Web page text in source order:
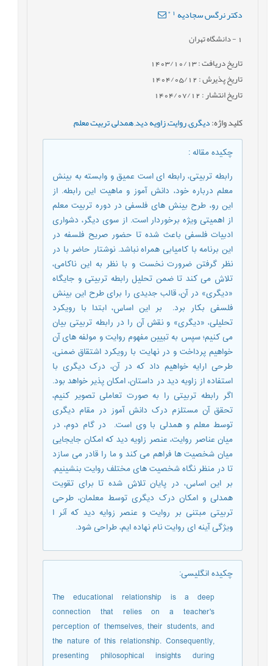
دکتر نرگس سجادیه1
*
- دانشگاه تهران
تاریخ دریافت : 1403/10/13
تاریخ پذیرش : 1404/05/12
تاریخ انتشار : 1404/07/12
کلید واژه:دیگری,روایت,زاویه دید,همدلی,تربیت معلم,
چکیده مقاله:
رابطه تربیتی، رابطه ای است عمیق و وابسته به بینش
معلم درباره خود، دانش آموز و ماهیت این رابطه. از
این رو، طرح بینش های فلسفی در دوره تربیت معلم
از اهمیتی ویژه برخوردار است. از سوی دیگر، دشواری
ادبیات فلسفی باعث شده تا حضور صریح فلسفه در
این برنامه با کامیابی همراه نباشد. نوشتار حاضر با در
نظر گرفتن ضرورت نخست و با نظر به این ناکامی،
تلاش می کند تا ضمن تحلیل رابطه تربیتی و جایگاه
«دیگری» در آن، قالب جدیدی را برای طرح این بینش
فلسفی بکار برد. بر این اساس، ابتدا با رویکرد
تحلیلی، «دیگری» و نقش آن را در رابطه تربیتی بیان
می کنیم؛ سپس به تبیین مفهوم روایت و مولفه های آن
خواهیم پرداخت و در نهایت با رویکرد اشتقاق ضمنی،
طرحی ارایه خواهیم داد که در آن، درک دیگری با
استفاده از زاویه دید در داستان، امکان پذیر خواهد بود.
اگر رابطه تربیتی را به صورت تعاملی تصویر کنیم،
تحقق آن مستلزم درک دانش آموز در مقام دیگری
توسط معلم و همدلی با وی است. در گام دوم، در
میان عناصر روایت، عنصر زاویه دید که امکان جایجایی
میان شخصیت ها فراهم می کند و ما را قادر می سازد
تا در منظر نگاه شخصیت های مختلف روایت بنشینیم.
بر این اساس، در پایان تلاش شده تا برای تقویت
همدلی و امکان درک دیگری توسط معلمان، طرحی
تربیتی مبتنی بر روایت و عنصر زوایه دید که آنر ا
ویژگی آینه ای روایت نام نهاده ایم، طراحی شود.
چکیده انگلیسی:
The educational relationship is a deep
connection that relies on a teacher's
perception of themselves, their students, and
the nature of this relationship. Consequently,
presenting philosophical insights during